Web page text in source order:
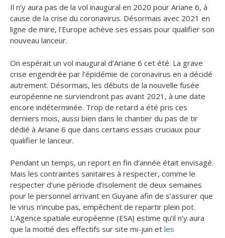
Il n’y aura pas de la vol inaugural en 2020 pour Ariane 6, à
cause de la crise du coronavirus. Désormais avec 2021 en
ligne de mire, l’Europe achève ses essais pour qualifier son
nouveau lanceur.
On espérait un vol inaugural d’Ariane 6 cet été. La grave
crise engendrée par l’épidémie de coronavirus en a décidé
autrement. Désormais, les débuts de la nouvelle fusée
européenne ne surviendront pas avant 2021, à une date
encore indéterminée. Trop de retard a été pris ces
derniers mois, aussi bien dans le chantier du pas de tir
dédié à Ariane 6 que dans certains essais cruciaux pour
qualifier le lanceur.
Pendant un temps, un report en fin d’année était envisagé.
Mais les contraintes sanitaires à respecter, comme le
respecter d’une période d’isolement de deux semaines
pour le personnel arrivant en Guyane afin de s’assurer que
le virus n’incube pas, empêchent de repartir plein pot.
L’Agence spatiale européenne (ESA) estime qu’il n’y aura
que la moitié des effectifs sur site mi-juin et les